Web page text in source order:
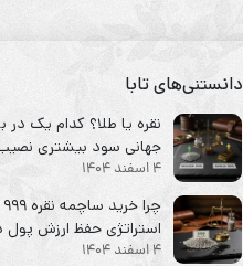
دانستنی‌های تابا
نقره یا طلا؟ کدام یک در
جهانی سود بیشتری
می‌کند؟
4 اسفند 1404
استراتژی حفظ ارزش پول
۱۴۰۴ است؟
4 اسفند 1404